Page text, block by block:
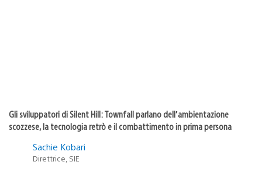
Gli sviluppatori di Silent Hill: Townfall parlano dell’ambientazione
scozzese, la tecnologia retrò e il combattimento in prima persona
Sachie Kobari
Direttrice, SIE